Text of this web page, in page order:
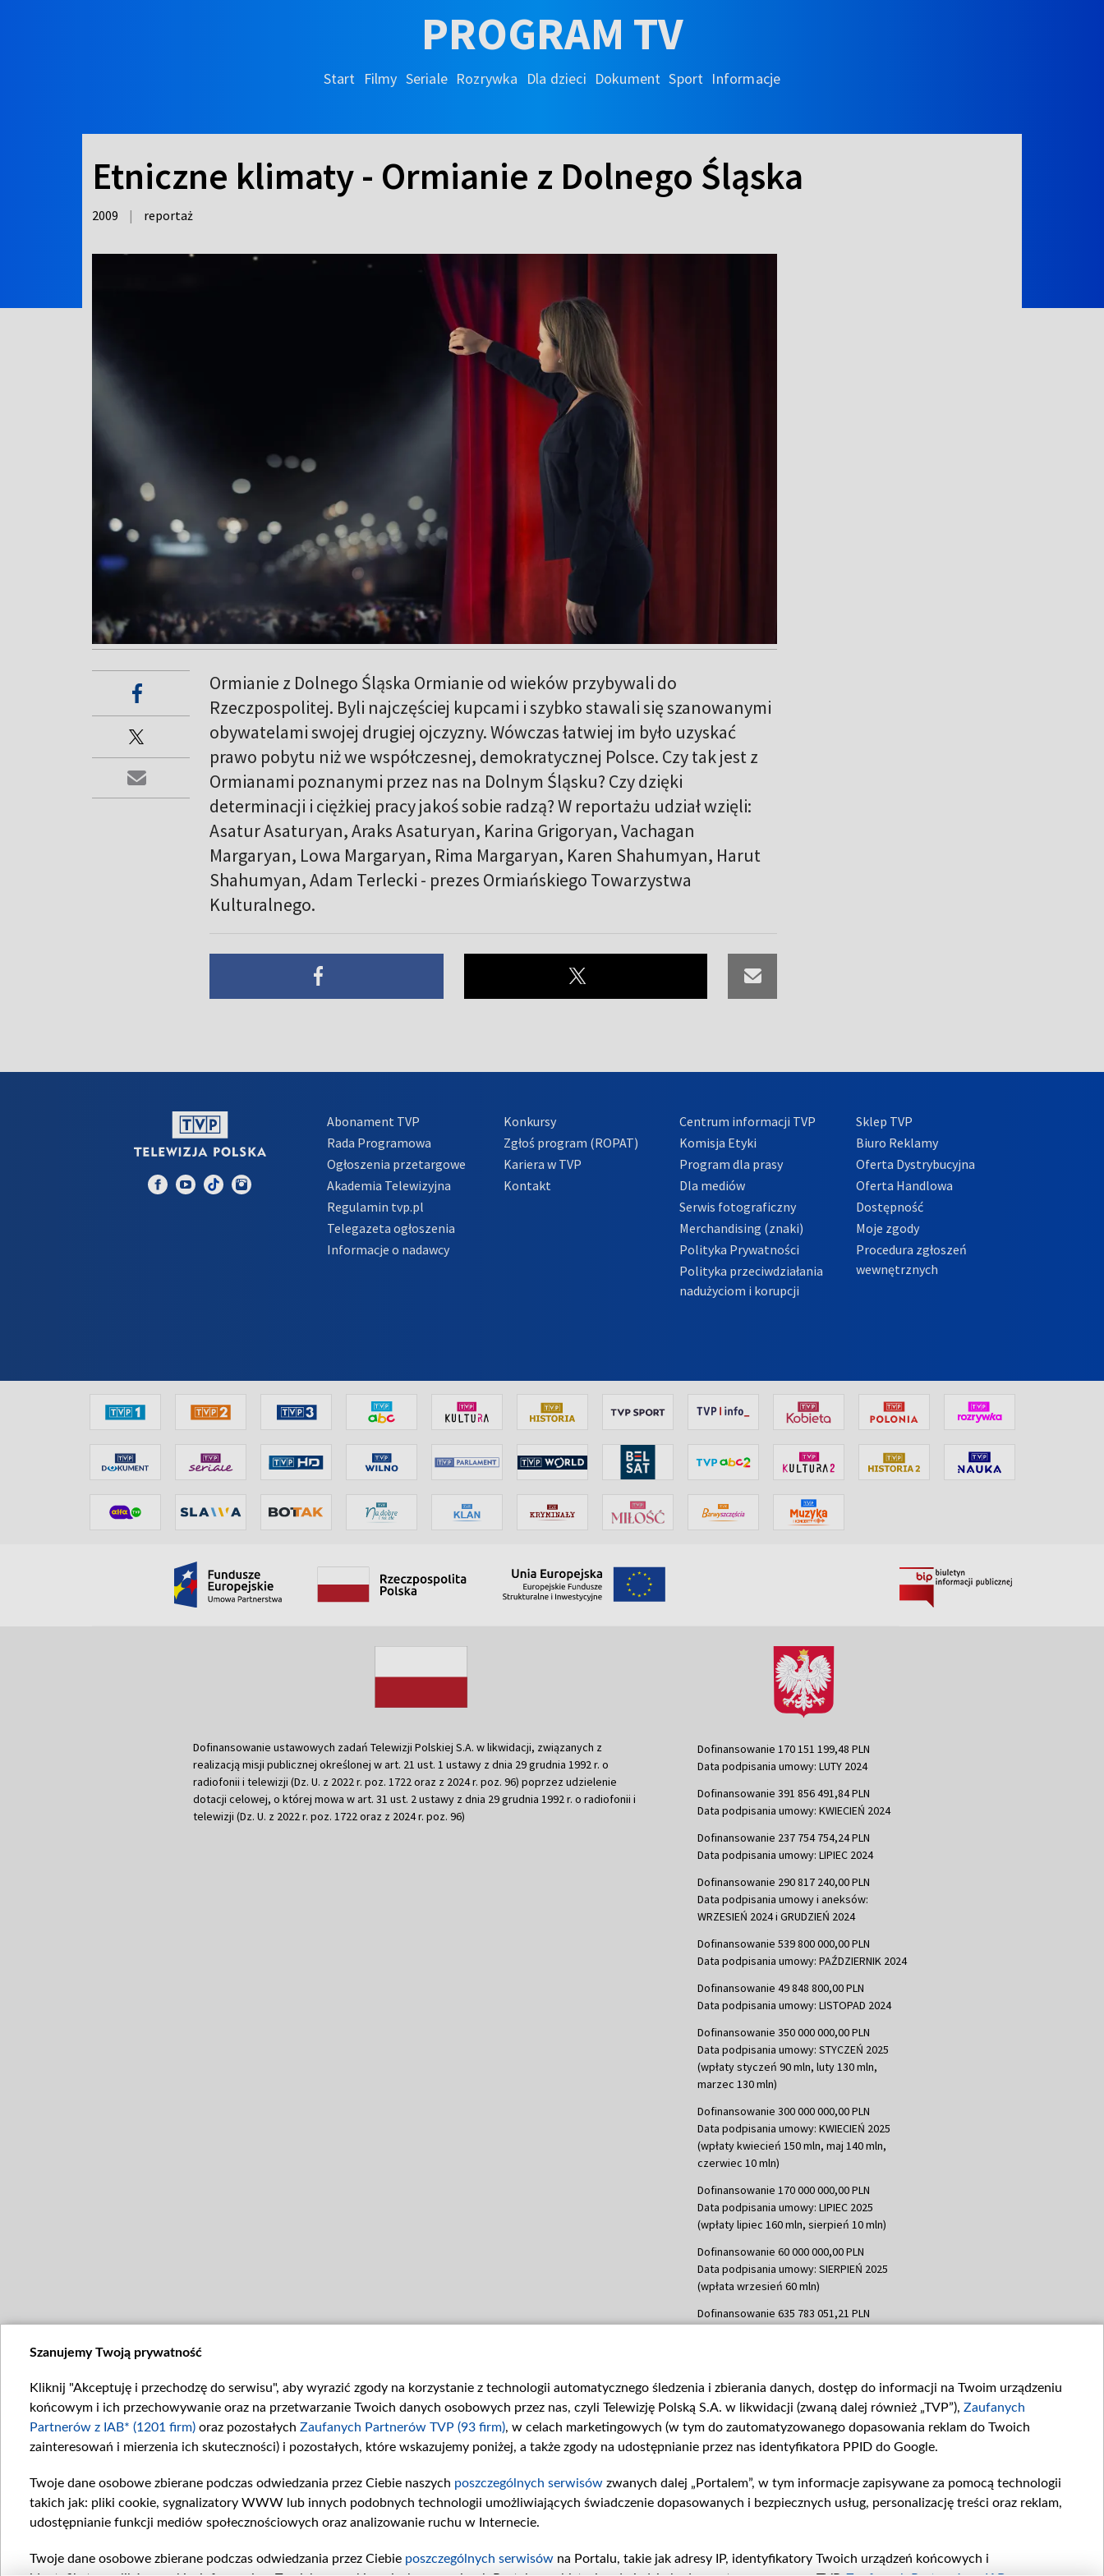
PROGRAM TV
Start Filmy Seriale Rozrywka Dla dzieci Dokument Sport Informacje
Etniczne klimaty - Ormianie z Dolnego Śląska
2009 | reportaż
Ormianie z Dolnego Śląska Ormianie od wieków przybywali do
Rzeczpospolitej. Byli najczęściej kupcami i szybko stawali się szanowanymi
obywatelami swojej drugiej ojczyzny. Wówczas łatwiej im było uzyskać
prawo pobytu niż we współczesnej, demokratycznej Polsce. Czy tak jest z
Ormianami poznanymi przez nas na Dolnym Śląsku? Czy dzięki
determinacji i ciężkiej pracy jakoś sobie radzą? W reportażu udział wzięli:
Asatur Asaturyan, Araks Asaturyan, Karina Grigoryan, Vachagan
Margaryan, Lowa Margaryan, Rima Margaryan, Karen Shahumyan, Harut
Shahumyan, Adam Terlecki - prezes Ormiańskiego Towarzystwa
Kulturalnego.
Abonament TVP
Rada Programowa
Ogłoszenia przetargowe
Akademia Telewizyjna
Regulamin tvp.pl
Telegazeta ogłoszenia
Informacje o nadawcy
Konkursy
Zgłoś program (ROPAT)
Kariera w TVP
Kontakt
Centrum informacji TVP
Komisja Etyki
Program dla prasy
Dla mediów
Serwis fotograficzny
Merchandising (znaki)
Polityka Prywatności
Polityka przeciwdziałania
nadużyciom i korupcji
Sklep TVP
Biuro Reklamy
Oferta Dystrybucyjna
Oferta Handlowa
Dostępność
Moje zgody
Procedura zgłoszeń
wewnętrznych
Dofinansowanie ustawowych zadań Telewizji Polskiej S.A. w likwidacji, związanych z
realizacją misji publicznej określonej w art. 21 ust. 1 ustawy z dnia 29 grudnia 1992 r. o
radiofonii i telewizji (Dz. U. z 2022 r. poz. 1722 oraz z 2024 r. poz. 96) poprzez udzielenie
dotacji celowej, o której mowa w art. 31 ust. 2 ustawy z dnia 29 grudnia 1992 r. o radiofonii i
telewizji (Dz. U. z 2022 r. poz. 1722 oraz z 2024 r. poz. 96)
Dofinansowanie 170 151 199,48 PLN
Data podpisania umowy: LUTY 2024
Dofinansowanie 391 856 491,84 PLN
Data podpisania umowy: KWIECIEŃ 2024
Dofinansowanie 237 754 754,24 PLN
Data podpisania umowy: LIPIEC 2024
Dofinansowanie 290 817 240,00 PLN
Data podpisania umowy i aneksów:
WRZESIEŃ 2024 i GRUDZIEŃ 2024
Dofinansowanie 539 800 000,00 PLN
Data podpisania umowy: PAŹDZIERNIK 2024
Dofinansowanie 49 848 800,00 PLN
Data podpisania umowy: LISTOPAD 2024
Dofinansowanie 350 000 000,00 PLN
Data podpisania umowy: STYCZEŃ 2025
(wpłaty styczeń 90 mln, luty 130 mln,
marzec 130 mln)
Dofinansowanie 300 000 000,00 PLN
Data podpisania umowy: KWIECIEŃ 2025
(wpłaty kwiecień 150 mln, maj 140 mln,
czerwiec 10 mln)
Dofinansowanie 170 000 000,00 PLN
Data podpisania umowy: LIPIEC 2025
(wpłaty lipiec 160 mln, sierpień 10 mln)
Dofinansowanie 60 000 000,00 PLN
Data podpisania umowy: SIERPIEŃ 2025
(wpłata wrzesień 60 mln)
Dofinansowanie 635 783 051,21 PLN
Dofinansowanie 48 862 000,00 PLN
Data podpisania umowy: GRUDZIEŃ 2025
(wpłata grudzień 60,548 mln)
Dofinansowanie 900 000 000,00 PLN
26 lutego 80 mln, 4 marca 370 mln,8
kwiecień 180 mln, 7 maja 180 mln, 8
Data podpisania umowy LIPIEC 2026 (wpłata
Szanujemy Twoją prywatność
Kliknij "Akceptuję i przechodzę do serwisu", aby wyrazić zgody na korzystanie z technologii automatycznego śledzenia i zbierania danych, dostęp do informacji na Twoim urządzeniu
końcowym i ich przechowywanie oraz na przetwarzanie Twoich danych osobowych przez nas, czyli Telewizję Polską S.A. w likwidacji (zwaną dalej również „TVP”), Zaufanych
Partnerów z IAB* (1201 firm) oraz pozostałych Zaufanych Partnerów TVP (93 firm), w celach marketingowych (w tym do zautomatyzowanego dopasowania reklam do Twoich
zainteresowań i mierzenia ich skuteczności) i pozostałych, które wskazujemy poniżej, a także zgody na udostępnianie przez nas identyfikatora PPID do Google.
Twoje dane osobowe zbierane podczas odwiedzania przez Ciebie naszych poszczególnych serwisów zwanych dalej „Portalem”, w tym informacje zapisywane za pomocą technologii
takich jak: pliki cookie, sygnalizatory WWW lub innych podobnych technologii umożliwiających świadczenie dopasowanych i bezpiecznych usług, personalizację treści oraz reklam,
udostępnianie funkcji mediów społecznościowych oraz analizowanie ruchu w Internecie.
Twoje dane osobowe zbierane podczas odwiedzania przez Ciebie poszczególnych serwisów na Portalu, takie jak adresy IP, identyfikatory Twoich urządzeń końcowych i